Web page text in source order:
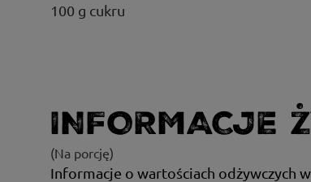
100 g cukru
INFORMACJE
(Na porcję)
Informacje o wartościach odżywczych